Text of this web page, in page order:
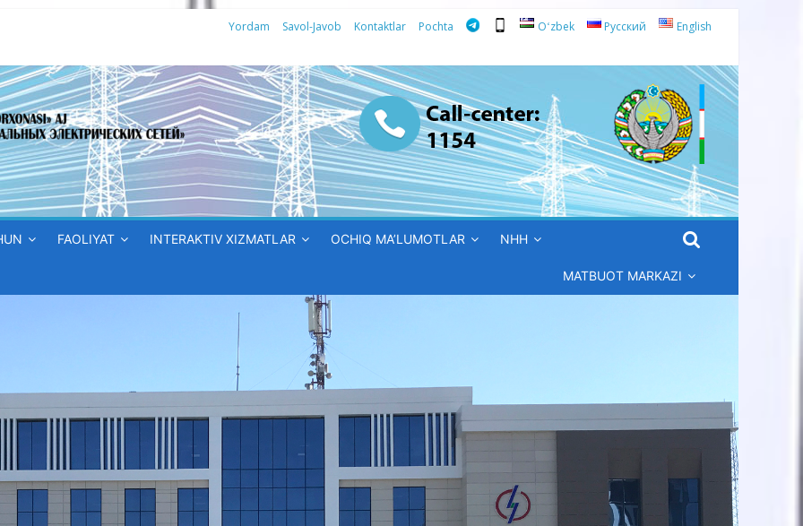
Yordam Savol-Javob Kontaktlar Pochta Oʻzbek Русский English
FAOLIYAT INTERAKTIV XIZMATLAR OCHIQ MA’LUMOTLAR NHH
MATBUOT MARKAZI